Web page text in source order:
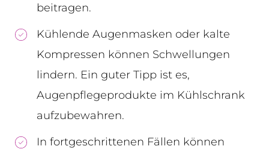
beitragen.
Kühlende Augenmasken oder kalte
Kompressen können Schwellungen
lindern. Ein guter Tipp ist es,
Augenpflegeprodukte im Kühlschrank
aufzubewahren.
In fortgeschrittenen Fällen können